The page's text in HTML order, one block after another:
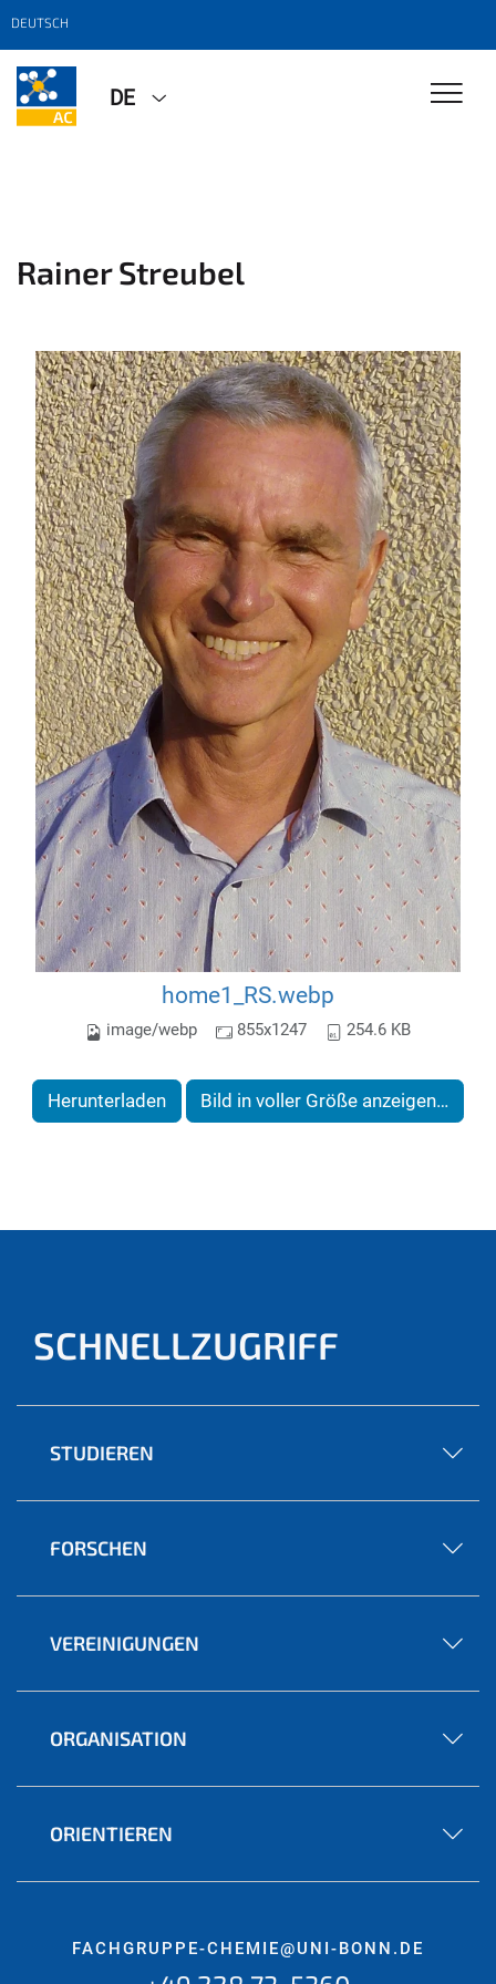
DEUTSCH
DE
Rainer Streubel
home1_RS.webp
image/webp 855x1247 254.6 KB
Herunterladen Bild in voller Größe anzeigen…
SCHNELLZUGRIFF
STUDIEREN
FORSCHEN
VEREINIGUNGEN
ORGANISATION
ORIENTIEREN
FACHGRUPPE-CHEMIE@UNI-BONN.DE